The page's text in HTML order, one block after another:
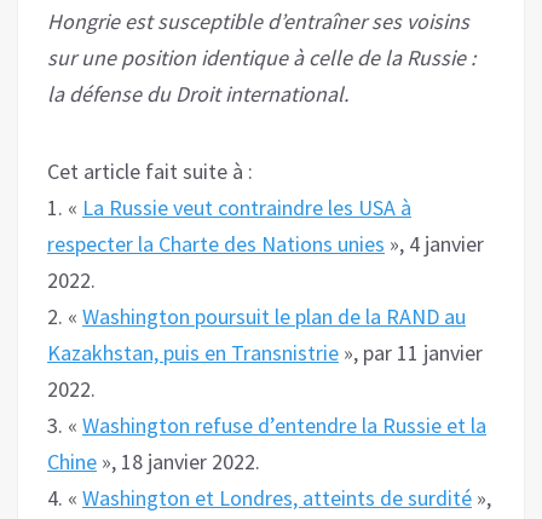
Hongrie est susceptible d’entraîner ses voisins
sur une position identique à celle de la Russie :
la défense du Droit international.
Cet article fait suite à :
1. « La Russie veut contraindre les USA à
respecter la Charte des Nations unies », 4 janvier
2022.
2. « Washington poursuit le plan de la RAND au
Kazakhstan, puis en Transnistrie », par 11 janvier
2022.
3. « Washington refuse d’entendre la Russie et la
Chine », 18 janvier 2022.
4. « Washington et Londres, atteints de surdité »,